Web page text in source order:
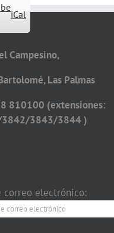
iCal
Campesino,
Las Palmas
810100 (extensiones:
3843/3844 )
correo electrónico: